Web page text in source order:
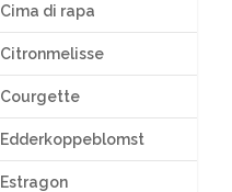
Cima di rapa
Citronmelisse
Courgette
Edderkoppeblomst
Estragon